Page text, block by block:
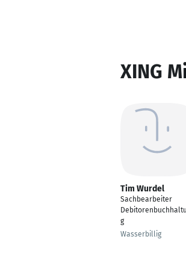
XING
Tim Wurdel
Sachbearbeiter
g
Wasserbillig